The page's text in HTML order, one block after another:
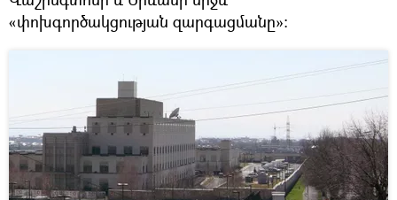
«փոխգործակցության զարգացմանը»: